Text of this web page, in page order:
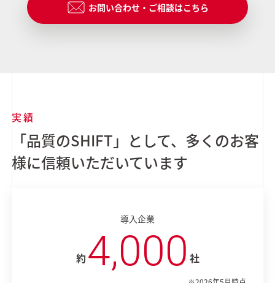
お問い合わせ・ご相談はこちら
実績
「品質のSHIFT」として、多くのお客
様に信頼いただいています
導入企業
約4,000 社